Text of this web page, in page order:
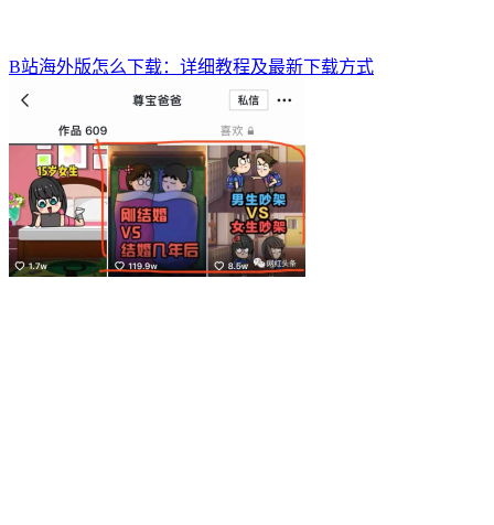
B站海外版怎么下载：详细教程及最新下载方式